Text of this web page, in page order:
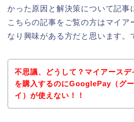
かった原因と解決策について記事
こちらの記事をご覧の方はマイア
なり興味がある方だと思います。
不思議、どうして？マイアースデ
を購入するのにGooglePay（グ
イ）が使えない！！